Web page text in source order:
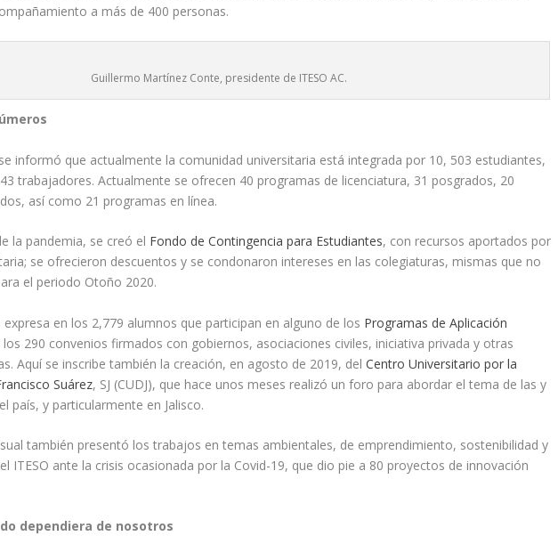
a más de 400 personas.
Guillermo Martínez Conte, presidente de ITESO AC.
informó que actualmente la comunidad universitaria está integrada por 10, 503 estudiantes,
trabajadores. Actualmente se ofrecen 40 programas de licenciatura, 31 posgrados, 20
así como 21 programas en línea.
la pandemia, se creó el Fondo de Contingencia para Estudiantes, con recursos aportados por
se ofrecieron descuentos y se condonaron intereses en las colegiaturas, mismas que no
el periodo Otoño 2020.
expresa en los 2,779 alumnos que participan en alguno de los Programas de Aplicación
290 convenios firmados con gobiernos, asociaciones civiles, iniciativa privada y otras
Aquí se inscribe también la creación, en agosto de 2019, delCentro Universitario por la
Suárez, SJ (CUDJ), que hace unos meses realizó un foro para abordar el tema de las y
país, y particularmente en Jalisco.
también presentó los trabajos en temas ambientales, de emprendimiento, sostenibilidad y
ITESO ante la crisis ocasionada por la Covid-19, que dio pie a 80 proyectos de innovación
dependiera de nosotros